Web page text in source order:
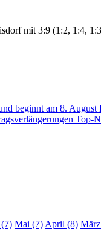
mit 3:9 (1:2, 1:4,
beginnt am 8. August
Top-
Mai (7) April (8)